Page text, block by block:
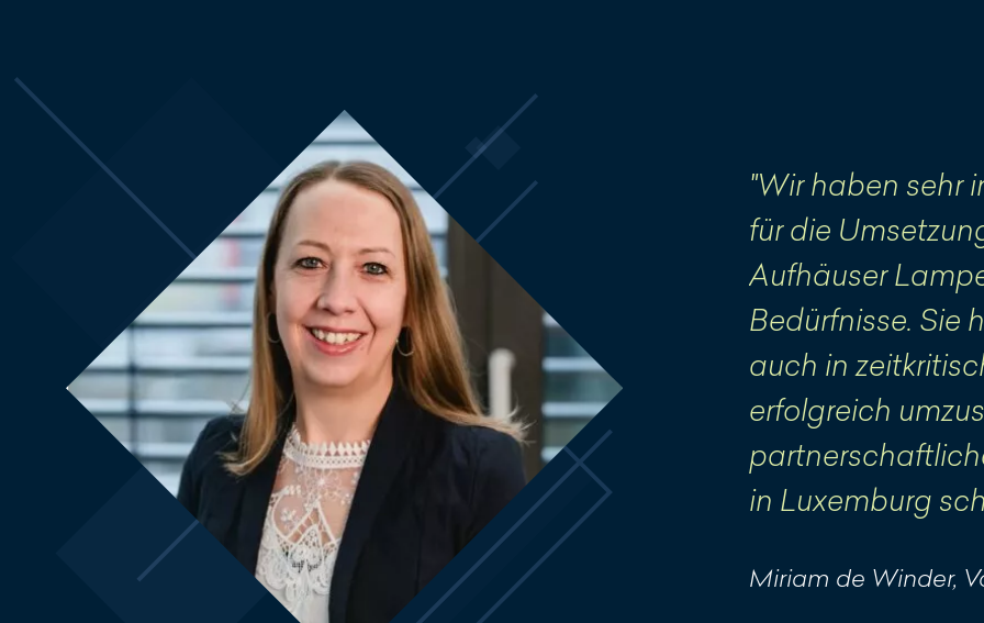
"Wir haben sehr
für die
Aufhäuser
Bedürfnisse. Sie
auch in
erfolgreich
in Luxemburg
Miriam de Winder,